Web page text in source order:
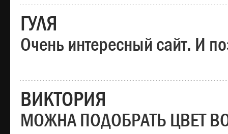
ГУЛЯ
Очень интересный сайт. И
ВИКТОРИЯ
МОЖНА ПОДОБРАТЬ ЦВЕТ